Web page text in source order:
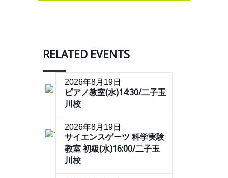
RELATED EVENTS
2026年8月19日
ピアノ教室(水)14:30/二子玉
川校
2026年8月19日
サイエンスゲーツ 科学実験
教室 初級(水)16:00/二子玉
川校